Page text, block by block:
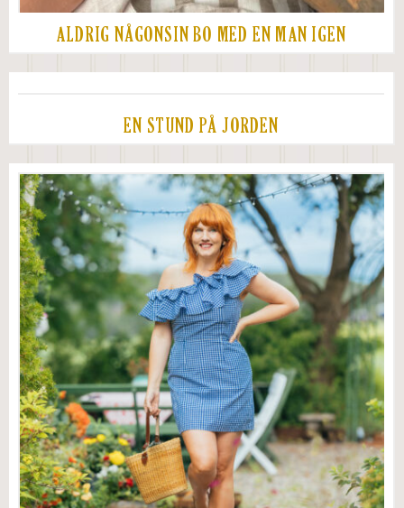
ALDRIG NÅGONSIN BO MED EN MAN IGEN
EN STUND PÅ JORDEN